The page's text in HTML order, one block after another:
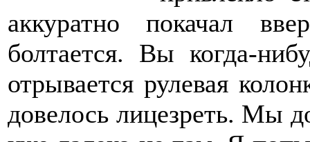
аккуратно покачал
болтается. Вы когда-
отрывается рулевая
довелось лицезреть. Мы